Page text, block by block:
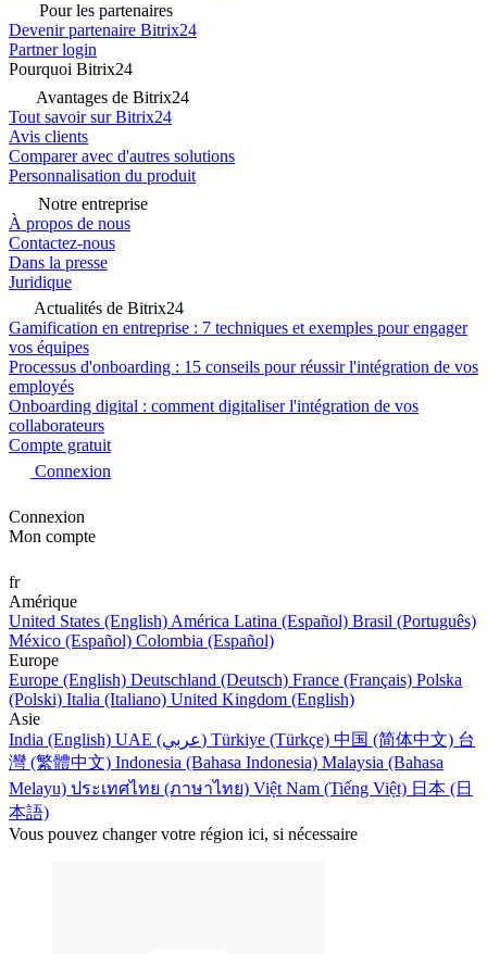
Pour les partenaires
Devenir partenaire Bitrix24
Partner login
Pourquoi Bitrix24
Avantages de Bitrix24
Tout savoir sur Bitrix24
Avis clients
Comparer avec d'autres solutions
Personnalisation du produit
Notre entreprise
À propos de nous
Contactez-nous
Dans la presse
Juridique
Actualités de Bitrix24
Gamification en entreprise : 7 techniques et exemples pour engager
vos équipes
Processus d'onboarding : 15 conseils pour réussir l'intégration de vos
employés
Onboarding digital : comment digitaliser l'intégration de vos
collaborateurs
Compte gratuit
Connexion
Connexion
Mon compte
fr
Amérique
United States (English) América Latina (Español) Brasil (Português)
México (Español) Colombia (Español)
Europe
Europe (English) Deutschland (Deutsch) France (Français) Polska
(Polski) Italia (Italiano) United Kingdom (English)
Asie
India (English)
UAE (عربي) Türkiye (Türkçe) 中国 (简体中文) 台
灣 (繁體中文) Indonesia (Bahasa Indonesia) Malaysia (Bahasa
Melayu) ประเทศไทย (ภาษาไทย) Việt Nam (Tiếng Việt) 日本 (日
本語)
Vous pouvez changer votre région ici, si nécessaire